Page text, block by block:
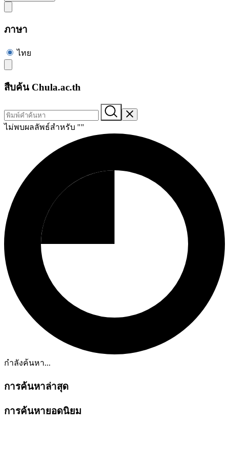
ภาษา
ไทย
สืบค้น Chula.ac.th
ไม่พบผลลัพธ์สำหรับ ""
กำลังค้นหา...
การค้นหาล่าสุด
การค้นหายอดนิยม